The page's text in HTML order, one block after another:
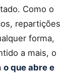
Como o
repartições
forma,
a mais, o
o que abre e